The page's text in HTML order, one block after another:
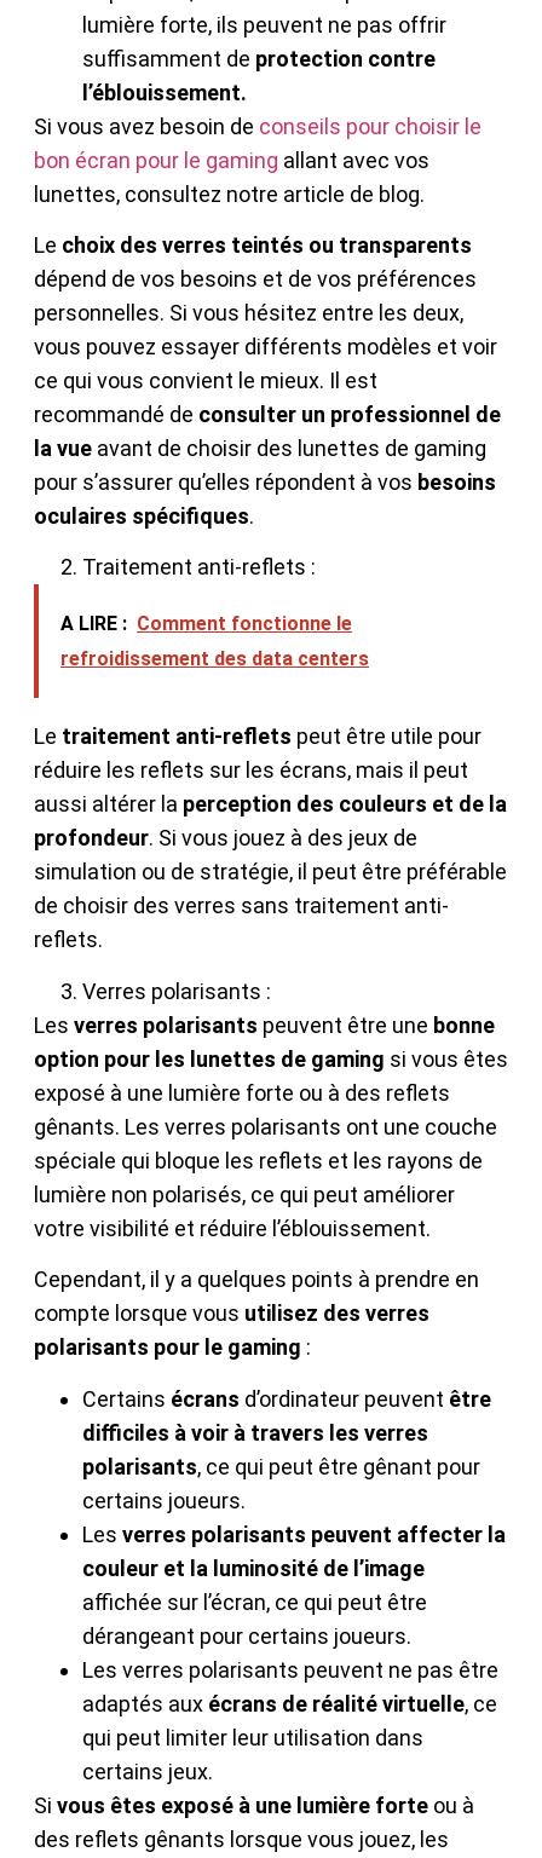
lumière forte, ils peuvent ne pas offrir
suffisamment de protection contre
l’éblouissement.
Si vous avez besoin de conseils pour choisir le
bon écran pour le gaming allant avec vos
lunettes, consultez notre article de blog.
Le choix des verres teintés ou transparents
dépend de vos besoins et de vos préférences
personnelles. Si vous hésitez entre les deux,
vous pouvez essayer différents modèles et voir
ce qui vous convient le mieux. Il est
recommandé de consulter un professionnel de
la vue avant de choisir des lunettes de gaming
pour s’assurer qu’elles répondent à vos besoins
oculaires spécifiques.
Traitement anti-reflets :
A LIRE : Comment fonctionne le
refroidissement des data centers
Le traitement anti-reflets peut être utile pour
réduire les reflets sur les écrans, mais il peut
aussi altérer la perception des couleurs et de la
profondeur. Si vous jouez à des jeux de
simulation ou de stratégie, il peut être préférable
de choisir des verres sans traitement anti-
reflets.
Verres polarisants :
Les verres polarisants peuvent être une bonne
option pour les lunettes de gaming si vous êtes
exposé à une lumière forte ou à des reflets
gênants. Les verres polarisants ont une couche
spéciale qui bloque les reflets et les rayons de
lumière non polarisés, ce qui peut améliorer
votre visibilité et réduire l’éblouissement.
Cependant, il y a quelques points à prendre en
compte lorsque vous utilisez des verres
polarisants pour le gaming :
Certains écrans d’ordinateur peuvent être
difficiles à voir à travers les verres
polarisants, ce qui peut être gênant pour
certains joueurs.
Les verres polarisants peuvent affecter la
couleur et la luminosité de l’image
affichée sur l’écran, ce qui peut être
dérangeant pour certains joueurs.
Les verres polarisants peuvent ne pas être
adaptés aux écrans de réalité virtuelle, ce
qui peut limiter leur utilisation dans
certains jeux.
Si vous êtes exposé à une lumière forte ou à
des reflets gênants lorsque vous jouez, les